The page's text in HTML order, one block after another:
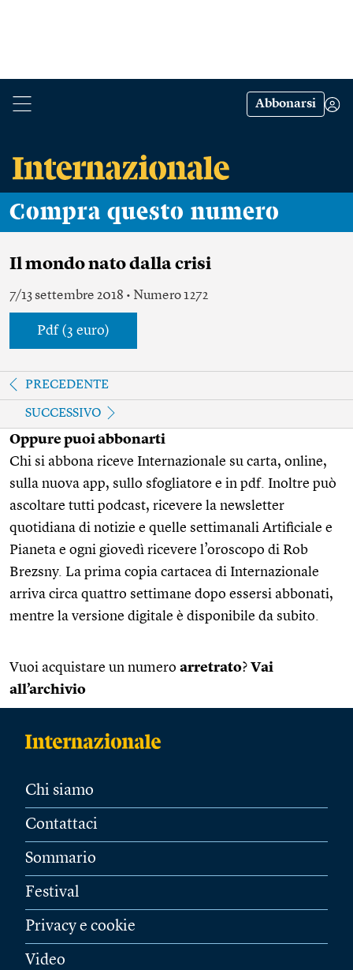
Abbonarsi
Compra questo numero
Il mondo nato dalla crisi
7/13 settembre 2018 • Numero 1272
Pdf (3 euro)
PRECEDENTE
SUCCESSIVO
Oppure puoi abbonarti
Chi si abbona riceve Internazionale su carta, online,
sulla nuova app, sullo sfogliatore e in pdf. Inoltre può
ascoltare tutti podcast, ricevere la newsletter
quotidiana di notizie e quelle settimanali Artificiale e
Pianeta e ogni giovedì ricevere l’oroscopo di Rob
Brezsny. La prima copia cartacea di Internazionale
arriva circa quattro settimane dopo essersi abbonati,
mentre la versione digitale è disponibile da subito.
Vuoi acquistare un numero arretrato? Vai
all’archivio
Chi siamo
Contattaci
Sommario
Festival
Privacy e cookie
Video